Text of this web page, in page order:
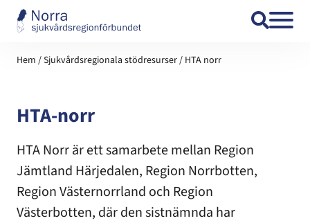
Hem /Sjukvårdsregionala stödresurser/ HTA norr
HTA-norr
HTA Norr är ett samarbete mellan Region
Jämtland Härjedalen, Region Norrbotten,
Region Västernorrland och Region
Västerbotten, där den sistnämnda har